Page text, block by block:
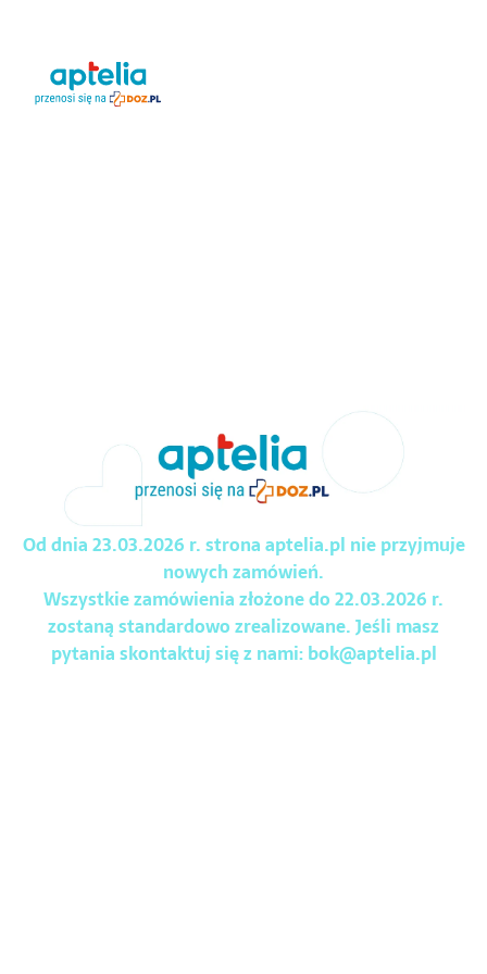
Od dnia 23.03.2026 r. strona aptelia.pl nie przyjmuje
nowych zamówień.
Wszystkie zamówienia złożone do 22.03.2026 r.
zostaną standardowo zrealizowane. Jeśli masz
pytania skontaktuj się z nami:bok@aptelia.pl